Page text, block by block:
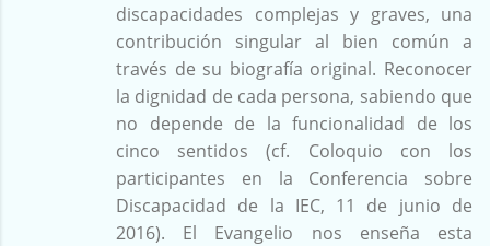
discapacidades complejas y graves, una
contribución singular al bien común a
través de su biografía original. Reconocer
la dignidad de cada persona, sabiendo que
no depende de la funcionalidad de los
cinco sentidos (cf. Coloquio con los
participantes en la Conferencia sobre
Discapacidad de la IEC, 11 de junio de
2016). El Evangelio nos enseña esta